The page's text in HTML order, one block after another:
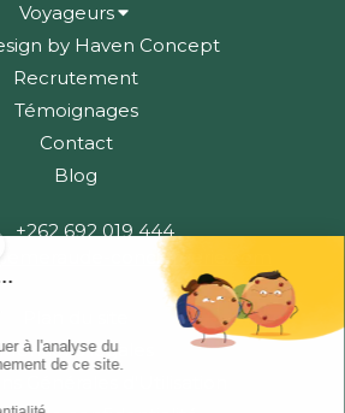
Voyageurs
by Haven Concept
Recrutement
Témoignages
Contact
Blog
+262 692 019 444
conciergerie.com
légales
Générales d'Utilisation